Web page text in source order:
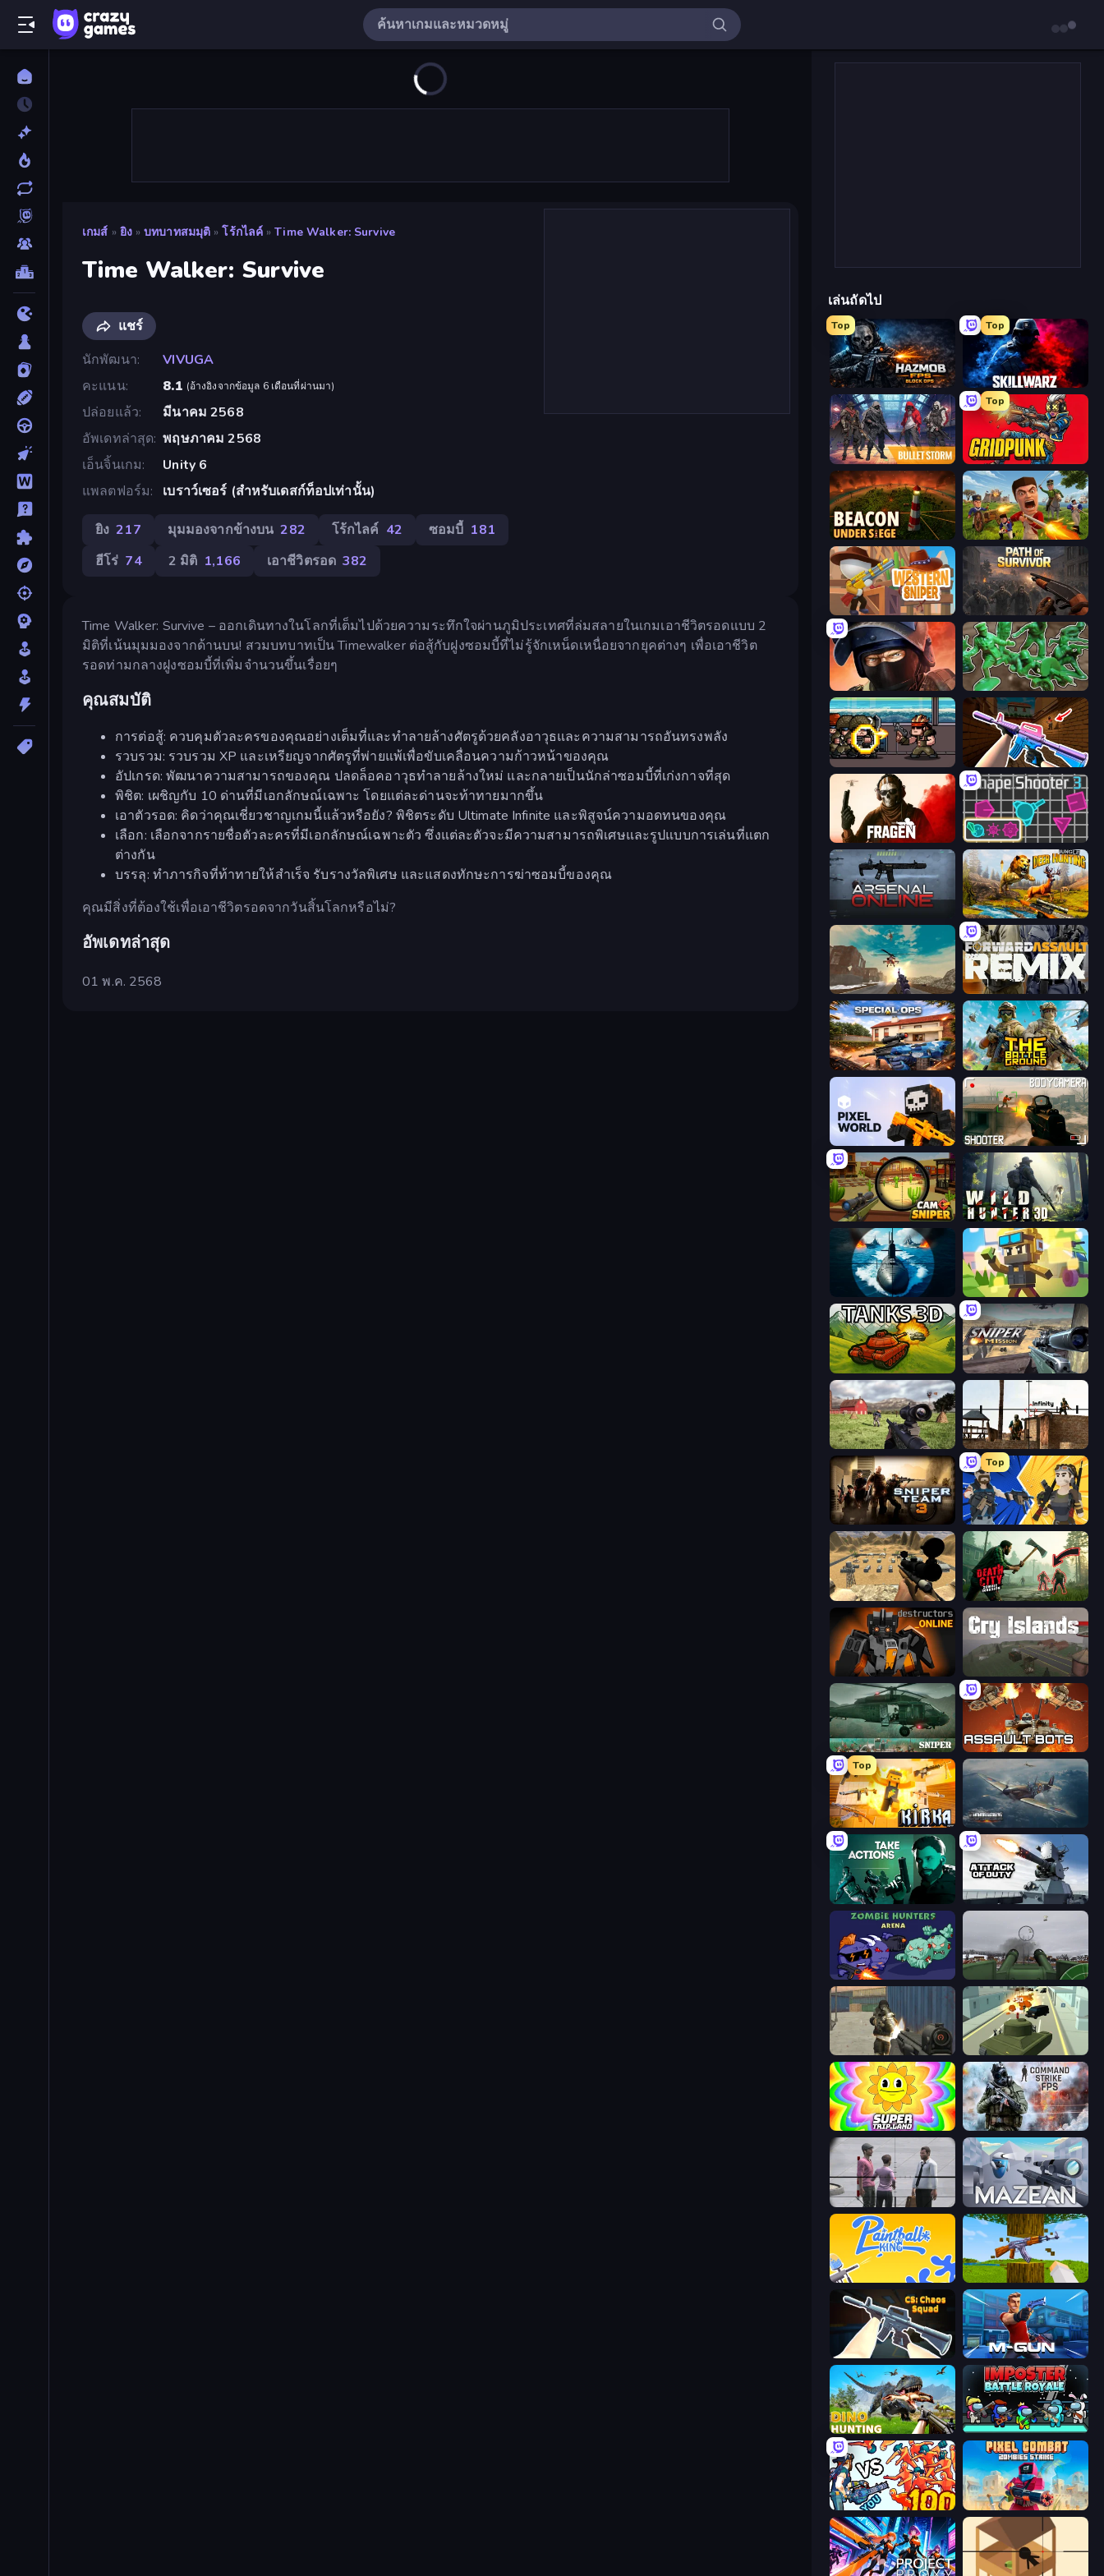
เกมส์ » ยิง » บทบาทสมมุติ » โร้กไลค์ » Time Walker: Survive
Time Walker: Survive
แชร์
นักพัฒนา
VIVUGA
คะแนน
8.1 (อ้างอิงจากข้อมูล 6 เดือนที่ผ่านมา)
ปล่อยแล้ว
มีนาคม 2568
อัพเดทล่าสุด พฤษภาคม 2568
เอ็นจิ้นเกม
Unity 6
แพลตฟอร์ม
เบราว์เซอร์ (สำหรับเดสก์ท็อปเท่านั้น)
ยิง 217 มุมมองจากข้างบน 282 โร้กไลค์ 42 ซอมบี้ 181
ฮีโร่ 74 2 มิติ 1,166 เอาชีวิตรอด 382
Time Walker: Survive – ออกเดินทางในโลกที่เต็มไปด้วยความระทึกใจผ่านภูมิประเทศที่ล่มสลายในเกมเอาชีวิตรอดแบบ 2
มิติที่เน้นมุมมองจากด้านบน! สวมบทบาทเป็น Timewalker ต่อสู้กับฝูงซอมบี้ที่ไม่รู้จักเหน็ดเหนื่อยจากยุคต่างๆ เพื่อเอาชีวิต
รอดท่ามกลางฝูงซอมบี้ที่เพิ่มจำนวนขึ้นเรื่อยๆ
คุณสมบัติ
การต่อสู้: ควบคุมตัวละครของคุณอย่างเต็มที่และทำลายล้างศัตรูด้วยคลังอาวุธและความสามารถอันทรงพลัง
รวบรวม: รวบรวม XP และเหรียญจากศัตรูที่พ่ายแพ้เพื่อขับเคลื่อนความก้าวหน้าของคุณ
อัปเกรด: พัฒนาความสามารถของคุณ ปลดล็อคอาวุธทำลายล้างใหม่ และกลายเป็นนักล่าซอมบี้ที่เก่งกาจที่สุด
พิชิต: เผชิญกับ 10 ด่านที่มีเอกลักษณ์เฉพาะ โดยแต่ละด่านจะท้าทายมากขึ้น
เอาตัวรอด: คิดว่าคุณเชี่ยวชาญเกมนี้แล้วหรือยัง? พิชิตระดับ Ultimate Infinite และพิสูจน์ความอดทนของคุณ
เลือก: เลือกจากรายชื่อตัวละครที่มีเอกลักษณ์เฉพาะตัว ซึ่งแต่ละตัวจะมีความสามารถพิเศษและรูปแบบการเล่นที่แตก
ต่างกัน
บรรลุ: ทำภารกิจที่ท้าทายให้สำเร็จ รับรางวัลพิเศษ และแสดงทักษะการฆ่าซอมบี้ของคุณ
คุณมีสิ่งที่ต้องใช้เพื่อเอาชีวิตรอดจากวันสิ้นโลกหรือไม่?
อัพเดทล่าสุด
01 พ.ค. 2568
เล่นถัดไป
Top
Hazmob FPS: Online Shooter
Top
SkillWarz
Bulletstorm
Top
Beacon Under Siege Redcoats.io
Western Sniper Path of Survivor
Bullet Force Soldiers - Capture and Control!
Metal Guns Fury KS Z
Fragen Shape Shooter 3
Arsenal Online Jungle Deer Hunting
Grandfather Road Chase: Shooter Forward Assault Remix
Special Ops: GO The Battleground
Pixel World BodyCamera Shooter
Camo Sniper Wild Hunter 3D
Ships Battlefield 3D Pixel Shooter
Tanks 3D Sniper Mission
Dead Zed Lethal Sniper 3D: Army Soldier
Sniper Team 3
Top
BuildNow GG
Ghost Sniper Death City Zombie Invasion
Destructors Online
SNIPER Assault Bots
Top
Kirka.io Dogfight
Take Actions Attack of Duty
Zombie Hunters Online Flakmeister
Masked Forces Secret Agent James
SuperTrip.Land Command Strike FPS
Mazean
Paintball King Mine Shooter 3D
CS: Chaos Squad Muscle Gun.IO
Dino Hunting Jurassic World Imposter Battle Royale
Horde Killer: You vs 100 Pixel Combat: Zombies Strike